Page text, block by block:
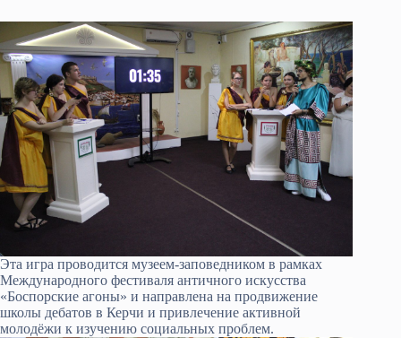
Эта игра проводится музеем-заповедником в рамках
Международного фестиваля античного искусства
«Боспорские агоны» и направлена на продвижение
школы дебатов в Керчи и привлечение активной
молодёжи к изучению социальных проблем.